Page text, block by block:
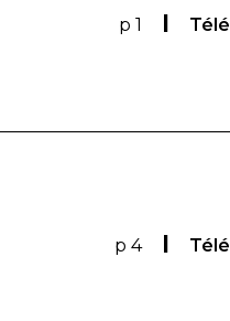
p 1
p 4